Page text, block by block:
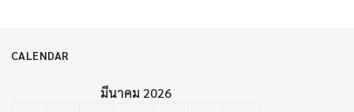
CALENDAR
มีนาคม 2026